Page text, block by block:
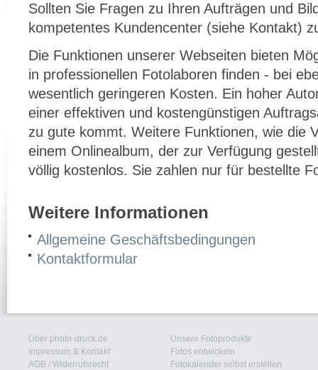
Sollten Sie Fragen zu Ihren Aufträgen und
kompetentes Kundencenter (siehe Kontakt)
Die Funktionen unserer Webseiten bieten
in professionellen Fotolaboren finden - bei
wesentlich geringeren Kosten. Ein hoher
einer effektiven und kostengünstigen
zu gute kommt. Weitere Funktionen, wie die
einem Onlinealbum, der zur Verfügung
völlig kostenlos. Sie zahlen nur für bestellte
Weitere Informationen
Allgemeine Geschäftsbedingungen
Kontaktformular
Über photo-druck.de
Impressum & Kontakt
AGB / Widerrufsrecht
Unsere Fotoprodukte
Fotos entwickeln
Fotokalender selbst erstellen